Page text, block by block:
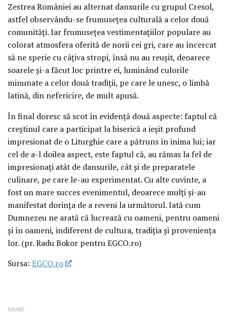
Zestrea României au alternat dansurile cu grupul Cresol,
astfel observându-se frumusețea culturală a celor două
comunități. Iar frumusețea vestimentațiilor populare au
colorat atmosfera oferită de norii cei gri, care au încercat
să ne sperie cu câțiva stropi, însă nu au reușit, deoarece
soarele și-a făcut loc printre ei, luminând culorile
minunate a celor două tradiții, pe care le unesc, o limbă
latină, din nefericire, de mult apusă.
În final doresc să scot în evidență două aspecte: faptul că
creștinul care a participat la biserică a ieșit profund
impresionat de o Liturghie care a pătruns în inima lui; iar
cel de a-l doilea aspect, este faptul că, au rămas la fel de
impresionați atât de dansurile, cât și de preparatele
culinare, pe care le-au experimentat. Cu alte cuvinte, a
fost un mare succes evenimentul, deoarece mulți și-au
manifestat dorința de a reveni la următorul. Iată cum
Dumnezeu ne arată că lucrează cu oameni, pentru oameni
și în oameni, indiferent de cultura, tradiția și proveniența
lor. (pr. Radu Bokor pentru EGCO.ro)
Sursa: EGCO.ro
SHARE